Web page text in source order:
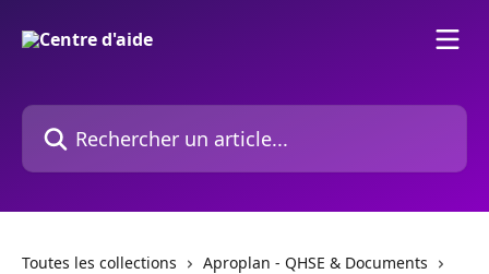
Rechercher un article...
Toutes les collections
Aproplan - QHSE & Documents